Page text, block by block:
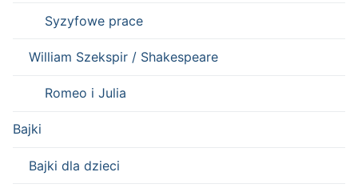
Syzyfowe prace
William Szekspir / Shakespeare
Romeo i Julia
Bajki
Bajki dla dzieci